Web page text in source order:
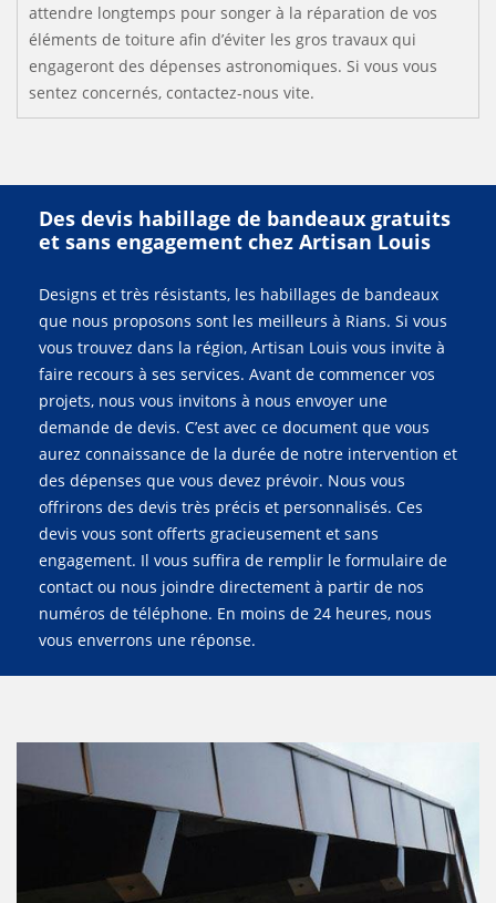
attendre longtemps pour songer à la réparation de vos
éléments de toiture afin d’éviter les gros travaux qui
engageront des dépenses astronomiques. Si vous vous
sentez concernés, contactez-nous vite.
Des devis habillage de bandeaux gratuits
et sans engagement chez Artisan Louis
Designs et très résistants, les habillages de bandeaux
que nous proposons sont les meilleurs à Rians. Si vous
vous trouvez dans la région, Artisan Louis vous invite à
faire recours à ses services. Avant de commencer vos
projets, nous vous invitons à nous envoyer une
demande de devis. C’est avec ce document que vous
aurez connaissance de la durée de notre intervention et
des dépenses que vous devez prévoir. Nous vous
offrirons des devis très précis et personnalisés. Ces
devis vous sont offerts gracieusement et sans
engagement. Il vous suffira de remplir le formulaire de
contact ou nous joindre directement à partir de nos
numéros de téléphone. En moins de 24 heures, nous
vous enverrons une réponse.